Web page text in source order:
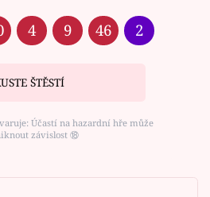
4 9 46 2
ŠTĚSTÍ
Účastí na hazardní hře může
závislost ⑱